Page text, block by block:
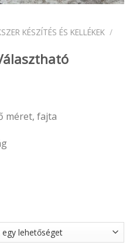
KÉSZÍTÉS ÉS KELLÉKEK /
méret, fajta